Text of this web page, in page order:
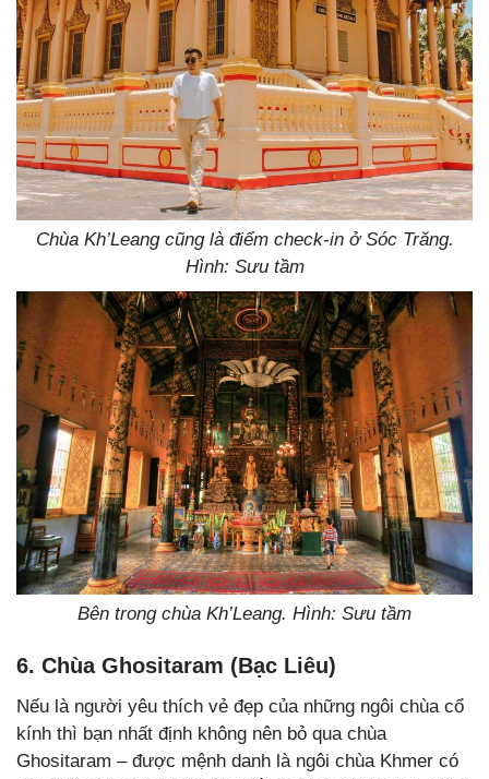
Chùa Kh’Leang cũng là điểm check-in ở Sóc Trăng.
Hình: Sưu tầm
Bên trong chùa Kh’Leang. Hình: Sưu tầm
6. Chùa Ghositaram (Bạc Liêu)
Nếu là người yêu thích vẻ đẹp của những ngôi chùa cổ
kính thì bạn nhất định không nên bỏ qua chùa
Ghositaram – được mệnh danh là ngôi chùa Khmer có